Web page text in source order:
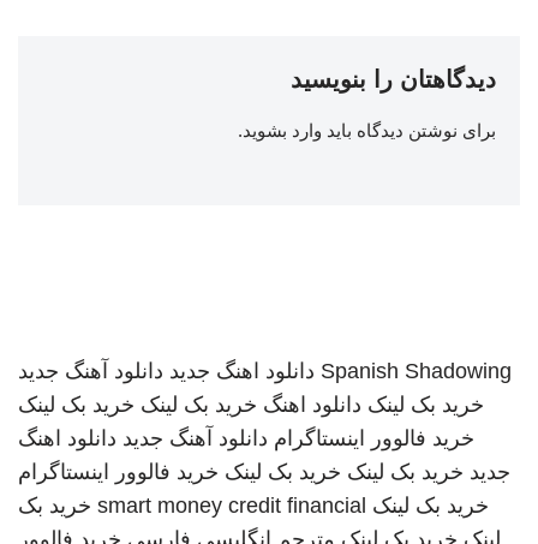
دیدگاهتان را بنویسید
برای نوشتن دیدگاه باید وارد بشوید.
Spanish Shadowing دانلود اهنگ جدید دانلود آهنگ جدید
خرید بک لینک دانلود اهنگ خرید بک لینک خرید بک لینک
خرید فالوور اینستاگرام دانلود آهنگ جدید دانلود اهنگ
جدید خرید بک لینک خرید بک لینک خرید فالوور اینستاگرام
خرید بک لینک smart money credit financial خرید بک
لینک خرید بک لینک مترجم انگلیسی فارسی خرید فالوور